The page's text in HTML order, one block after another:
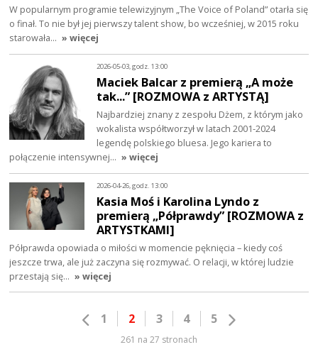
W popularnym programie telewizyjnym „The Voice of Poland” otarła się
o finał. To nie był jej pierwszy talent show, bo wcześniej, w 2015 roku
starowała… » więcej
2026-05-03, godz. 13:00
Maciek Balcar z premierą „A może
tak...” [ROZMOWA z ARTYSTĄ]
Najbardziej znany z zespołu Dżem, z którym jako
wokalista współtworzył w latach 2001-2024
legendę polskiego bluesa. Jego kariera to
połączenie intensywnej… » więcej
2026-04-26, godz. 13:00
Kasia Moś i Karolina Lyndo z
premierą „Półprawdy” [ROZMOWA z
ARTYSTKAMI]
Półprawda opowiada o miłości w momencie pęknięcia – kiedy coś
jeszcze trwa, ale już zaczyna się rozmywać. O relacji, w której ludzie
przestają się… » więcej
1 2 3 4 5
261 na 27 stronach